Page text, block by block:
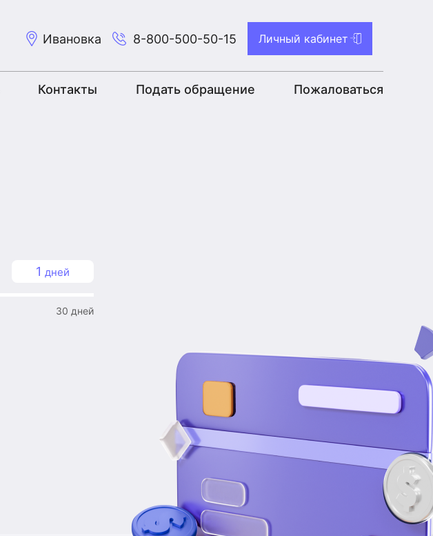
Ивановка 8-800-500-50-15 Личный кабинет
Контакты Подать обращение Пожаловаться
1 дней
30 дней